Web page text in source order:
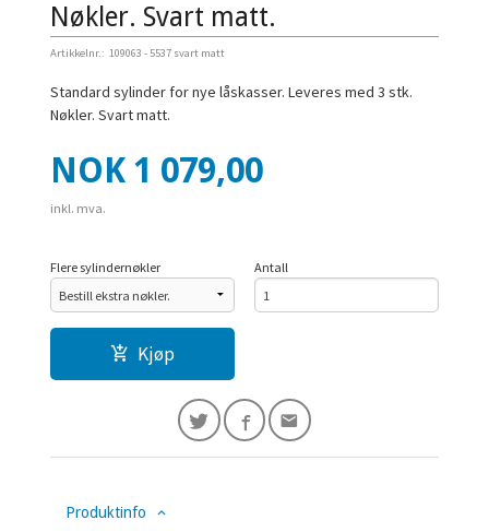
Nøkler. Svart matt.
Artikkelnr.: 109063 - 5537 svart matt
Standard sylinder for nye låskasser. Leveres med 3 stk.
Nøkler. Svart matt.
Pris
NOK 1 079,00
inkl. mva.
Flere sylindernøkler Antall
Kjøp
Produktinfo